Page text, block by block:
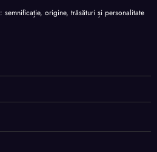
semnificație, origine, trăsături și personalitate